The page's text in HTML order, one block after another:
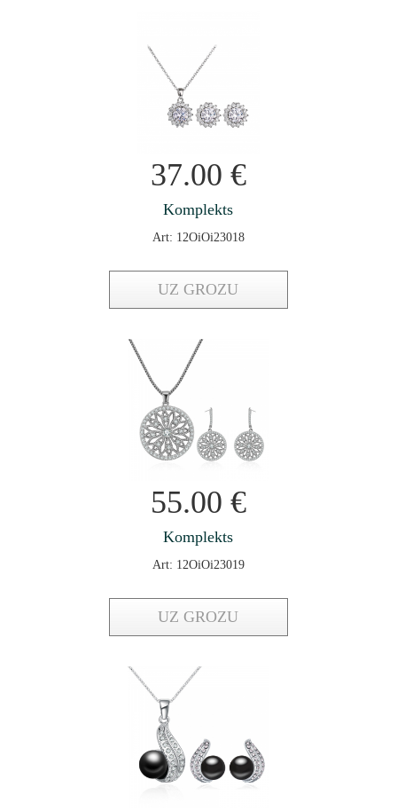
37.00 €
Komplekts
Art: 12OiOi23018
UZ GROZU
55.00 €
Komplekts
Art: 12OiOi23019
UZ GROZU